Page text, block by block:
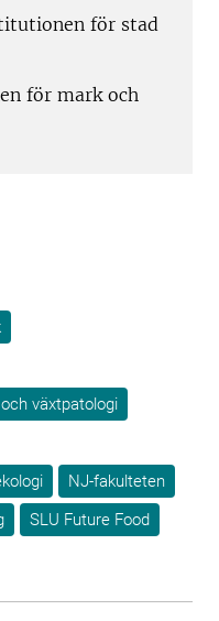
för stad
för mark och
växtpatologi
NJ-fakulteten
SLU Future Food